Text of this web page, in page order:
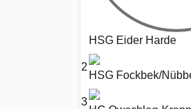
HSG Eider Harde
2
HSG Fockbek/
3